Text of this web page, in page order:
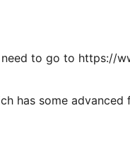
to go to https://
has some advanced